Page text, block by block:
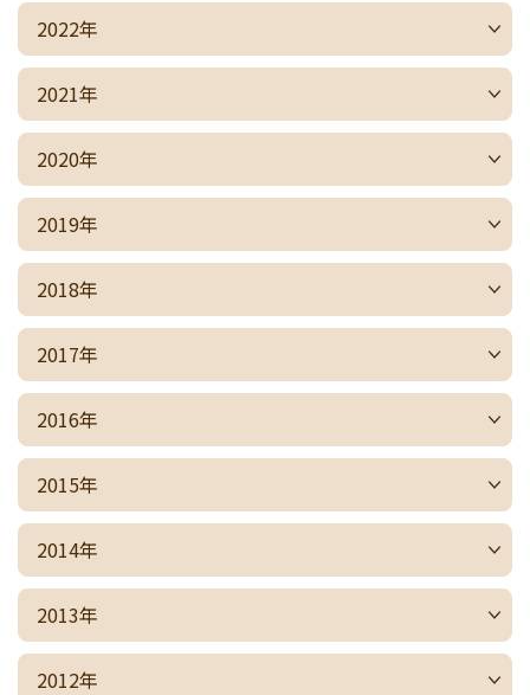
2022年
2021年
2020年
2019年
2018年
2017年
2016年
2015年
2014年
2013年
2012年